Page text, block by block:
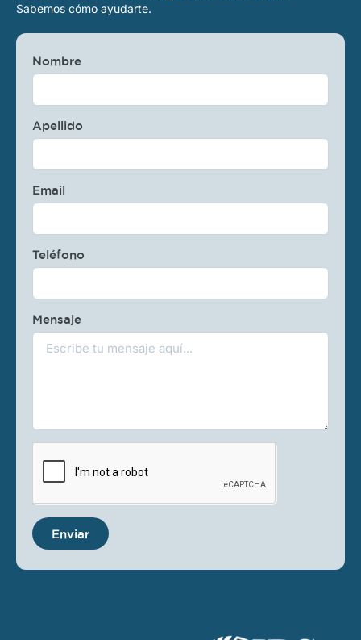
Sabemos cómo ayudarte.
Nombre
Apellido
Email
Teléfono
Mensaje
Enviar